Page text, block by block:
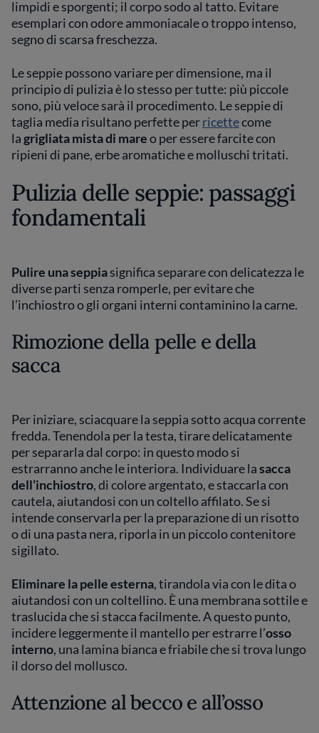
limpidi e sporgenti; il corpo sodo al tatto. Evitare
esemplari con odore ammoniacale o troppo intenso,
segno di scarsa freschezza.
Le seppie possono variare per dimensione, ma il
principio di pulizia è lo stesso per tutte: più piccole
sono, più veloce sarà il procedimento. Le seppie di
taglia media risultano perfette perricettecome
lagrigliata mista di mareo per essere farcite con
ripieni di pane, erbe aromatiche e molluschi tritati.
Pulizia delle seppie: passaggi
fondamentali
Pulire una seppiasignifica separare con delicatezza le
diverse parti senza romperle, per evitare che
l’inchiostro o gli organi interni contaminino la carne.
Rimozione della pelle e della
sacca
Per iniziare, sciacquare la seppia sotto acqua corrente
fredda. Tenendola per la testa, tirare delicatamente
per separarla dal corpo: in questo modo si
estrarranno anche le interiora. Individuare lasacca
dell’inchiostro, di colore argentato, e staccarla con
cautela, aiutandosi con un coltello affilato. Se si
intende conservarla per la preparazione di un risotto
o di una pasta nera, riporla in un piccolo contenitore
sigillato.
Eliminare la pelle esterna, tirandola via con le dita o
aiutandosi con un coltellino. È una membrana sottile e
traslucida che si stacca facilmente. A questo punto,
incidere leggermente il mantello per estrarre l’osso
interno, una lamina bianca e friabile che si trova lungo
il dorso del mollusco.
Attenzione al becco e all’osso